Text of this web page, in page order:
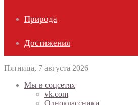
Природа
Достижения
Пятница, 7 августа 2026
Мы в соцсетях
vk.com
Одноклассники